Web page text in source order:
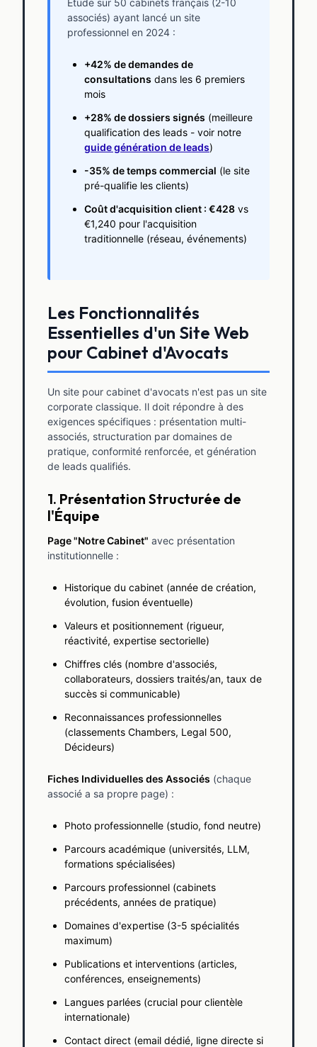
Étude sur 50 cabinets français (2-10
associés) ayant lancé un site
professionnel en 2024 :
+42% de demandes de
consultations dans les 6 premiers
mois
+28% de dossiers signés (meilleure
qualification des leads - voir notre
guide génération de leads)
-35% de temps commercial (le site
pré-qualifie les clients)
Coût d'acquisition client : €428 vs
€1,240 pour l'acquisition
traditionnelle (réseau, événements)
Les Fonctionnalités
Essentielles d'un Site Web
pour Cabinet d'Avocats
Un site pour cabinet d'avocats n'est pas un site
corporate classique. Il doit répondre à des
exigences spécifiques : présentation multi-
associés, structuration par domaines de
pratique, conformité renforcée, et génération
de leads qualifiés.
1. Présentation Structurée de
l'Équipe
Page "Notre Cabinet" avec présentation
institutionnelle :
Historique du cabinet (année de création,
évolution, fusion éventuelle)
Valeurs et positionnement (rigueur,
réactivité, expertise sectorielle)
Chiffres clés (nombre d'associés,
collaborateurs, dossiers traités/an, taux de
succès si communicable)
Reconnaissances professionnelles
(classements Chambers, Legal 500,
Décideurs)
Fiches Individuelles des Associés (chaque
associé a sa propre page) :
Photo professionnelle (studio, fond neutre)
Parcours académique (universités, LLM,
formations spécialisées)
Parcours professionnel (cabinets
précédents, années de pratique)
Domaines d'expertise (3-5 spécialités
maximum)
Publications et interventions (articles,
conférences, enseignements)
Langues parlées (crucial pour clientèle
internationale)
Contact direct (email dédié, ligne directe si